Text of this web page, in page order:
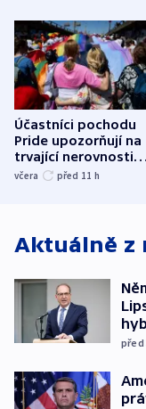
Účastníci pochodu
Pride upozorňují na
trvající nerovnosti i
společenskou
včera před 11 h
Aktuálně z
před